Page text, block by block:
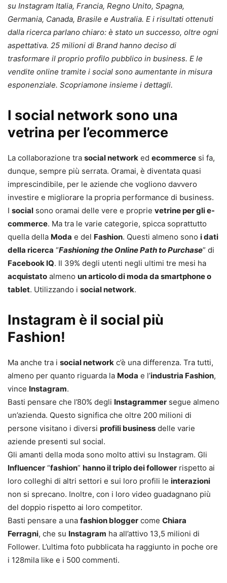
su Instagram Italia, Francia, Regno Unito, Spagna,
Germania, Canada, Brasile e Australia. E i risultati ottenuti
dalla ricerca parlano chiaro: è stato un successo, oltre ogni
aspettativa. 25 milioni di Brand hanno deciso di
trasformare il proprio profilo pubblico in business. E le
vendite online tramite i social sono aumentante in misura
esponenziale. Scopriamone insieme i dettagli.
I social network sono una
vetrina per l’ecommerce
La collaborazione tra social network ed ecommerce si fa,
dunque, sempre più serrata. Oramai, è diventata quasi
imprescindibile, per le aziende che vogliono davvero
investire e migliorare la propria performance di business.
I social sono oramai delle vere e proprie vetrine per gli e-
commerce. Ma tra le varie categorie, spicca soprattutto
quella della Moda e del Fashion. Questi almeno sono i dati
della ricerca “Fashioning the Online Path to Purchase” di
Facebook IQ. Il 39% degli utenti negli ultimi tre mesi ha
acquistato almeno un articolo di moda da smartphone o
tablet. Utilizzando i social network.
Instagram è il social più
Fashion!
Ma anche tra i social network c’è una differenza. Tra tutti,
almeno per quanto riguarda la Moda e l’industria Fashion,
vince Instagram.
Basti pensare che l’80% degli Instagrammer segue almeno
un’azienda. Questo significa che oltre 200 milioni di
persone visitano i diversi profili business delle varie
aziende presenti sul social.
Gli amanti della moda sono molto attivi su Instagram. Gli
Influencer “fashion” hanno il triplo dei follower rispetto ai
loro colleghi di altri settori e sui loro profili le interazioni
non si sprecano. Inoltre, con i loro video guadagnano più
del doppio rispetto ai loro competitor.
Basti pensare a una fashion blogger come Chiara
Ferragni, che su Instagram ha all’attivo 13,5 milioni di
Follower. L’ultima foto pubblicata ha raggiunto in poche ore
i 128mila like e i 500 commenti.